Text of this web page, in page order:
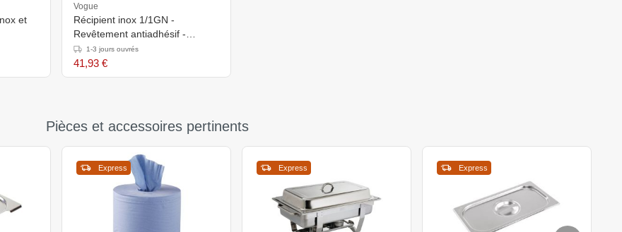
et
Vogue
Récipient inox 1/1GN -
Revêtement antiadhésif -
Profondeur 40mm
1-3 jours ouvrés
41,93 €
Pièces et accessoires pertinents
Express Express Express